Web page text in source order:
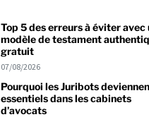
Top 5 des erreurs à éviter avec
modèle de testament
gratuit
07/08/2026
Pourquoi les Juribots
essentiels dans les cabinets
d’avocats